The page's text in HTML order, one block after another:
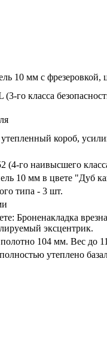
10 мм с фрезеровкой,
го класса
короб,
го наивысшего
10 мм в цвете "Дуб
типа - 3 шт.
Броненакладка
эксцентрик.
104 мм. Вес до
утеплено